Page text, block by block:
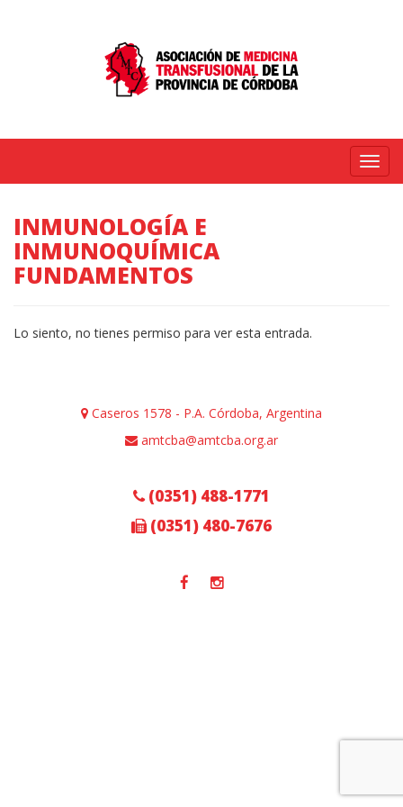
Menú
INMUNOLOGÍA E
INMUNOQUÍMICA
FUNDAMENTOS
Lo siento, no tienes permiso para ver esta entrada.
Caseros 1578 - P.A. Córdoba, Argentina
amtcba@amtcba.org.ar
(0351) 488-1771
(0351) 480-7676